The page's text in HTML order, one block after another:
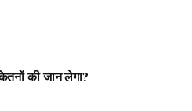
की जान लेगा?